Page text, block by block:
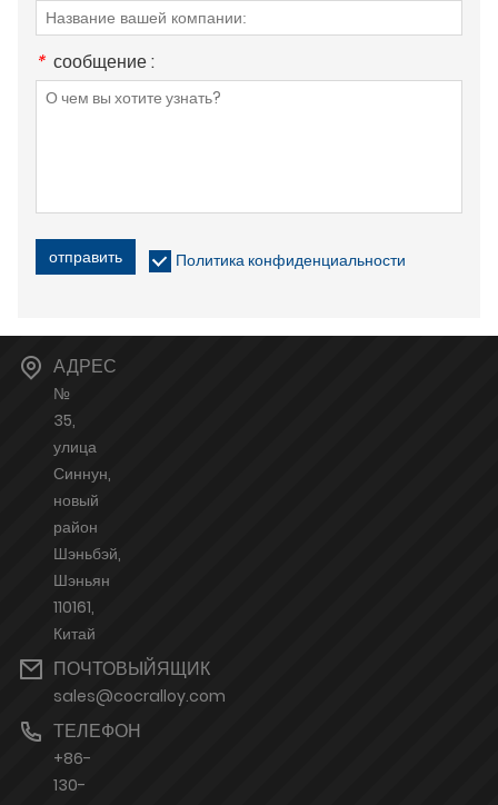
* сообщение :
отправить Политика конфиденциальности
АДРЕС
№
35,
улица
Синнун,
новый
район
Шэньбэй,
Шэньян
110161,
Китай
ПОЧТОВЫЙЯЩИК
sales@cocralloy.com
ТЕЛЕФОН
+86-
130-